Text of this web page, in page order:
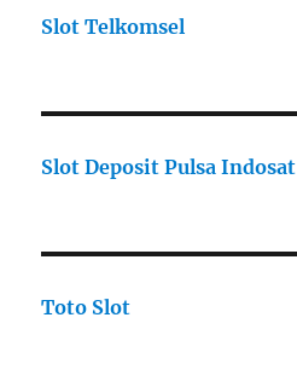
Slot Telkomsel
Slot Deposit Pulsa Indosat
Toto Slot